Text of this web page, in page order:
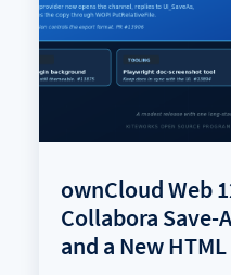
ownCloud Web
Collabora Save-
and a New